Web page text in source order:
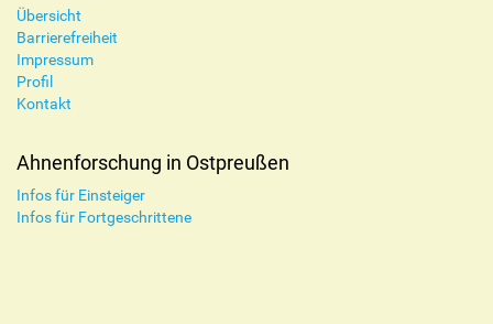
Übersicht
Barrierefreiheit
Impressum
Profil
Kontakt
Ahnenforschung in Ostpreußen
Infos für Einsteiger
Infos für Fortgeschrittene